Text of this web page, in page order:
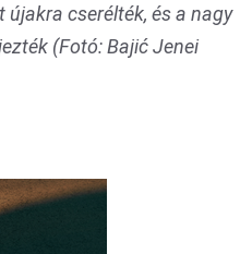
újakra cserélték, és a nagy
(Fotó: Bajić Jenei